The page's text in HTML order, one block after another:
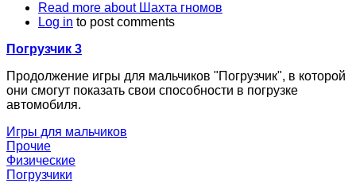
Read more about Шахта гномов
Log in to post comments
Погрузчик 3
Продолжение игры для мальчиков "Погрузчик", в которой
они смогут показать свои способности в погрузке
автомобиля.
Игры для мальчиков
Прочие
Физические
Погрузчики